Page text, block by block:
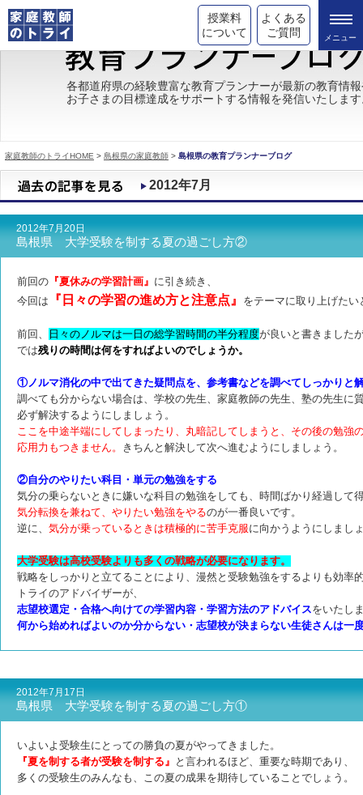
授業料
について
よくある
ご質問
トライの教育理念
成績が上がる理由
都道府県別情報
合格体験談
キャンペーン情報
各都道府県の経験豊富な教育プランナーが最新の教育情
お子さまの目標達成をサポートする情報を発信いたしま
家庭教師のトライHOME > 島根県の家庭教師 > 島根県の教育プランナーブログ
2012年7月
2012年7月20日
島根県 大学受験を制する夏の過ごし方②
前回の 『夏休みの学習計画』 に引き続き、
今回は
『日々の学習の進め方と注意点』 をテーマに取り上げたい
前回、 日々のノルマは一日の総学習時間の半分程度が良いと書きました
では残りの時間は何をすればよいのでしょうか。
①ノルマ消化の中で出てきた疑問点を、参考書などを調べてしっかりと
調べても分からない場合は、学校の先生、家庭教師の先生、塾の先生に
必ず解決するようにしましょう。
ここを中途半端にしてしまったり、丸暗記してしまうと、その後の勉強
応用力もつきません。
きちんと解決して次へ進むようにしましょう。
②自分のやりたい科目・単元の勉強をする
気分の乗らないときに嫌いな科目の勉強をしても、時間ばかり経過して
気分転換を兼ねて、やりたい勉強をやるのが一番良いです。
逆に、 気分が乗っているときは積極的に苦手克服に向かうようにしまし
大学受験は高校受験よりも多くの戦略が必要になります。
戦略をしっかりと立てることにより、漫然と受験勉強をするよりも効率
トライのアドバイザーが、
志望校選定・合格へ向けての学習内容・学習方法のアドバイスをいたし
何から始めればよいのか分からない・志望校が決まらない生徒さんは一
2012年7月17日
島根県 大学受験を制する夏の過ごし方①
いよいよ受験生にとっての勝負の夏がやってきました。
『夏を制する者が受験を制する』 と言われるほど、重要な時期であり、
多くの受験生のみんなも、この夏の成果を期待していることでしょう。